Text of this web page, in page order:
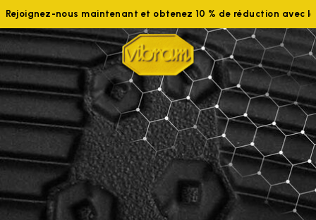
Rejoignez-nous maintenant et obtenez 10 % de réduction avec le